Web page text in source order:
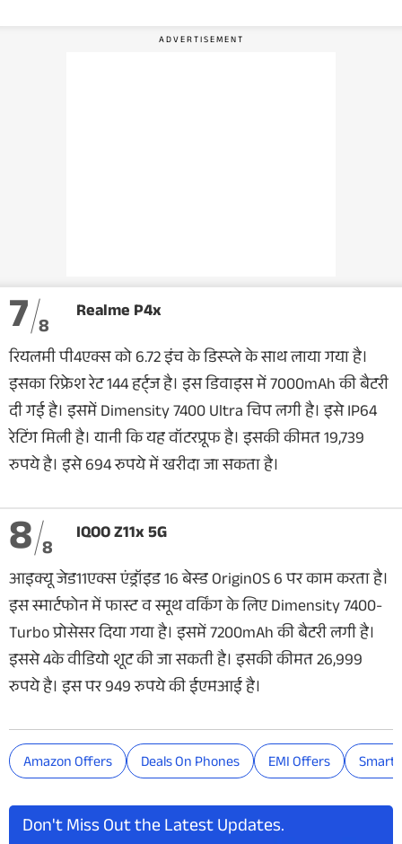
7 8
Realme P4x
रियलमी पी4एक्स को 6.72 इंच के डिस्प्ले के साथ लाया गया है।
इसका रिफ्रेश रेट 144 हर्ट्ज है। इस डिवाइस में 7000mAh की बैटरी
दी गई है। इसमें Dimensity 7400 Ultra चिप लगी है। इसे IP64
रेटिंग मिली है। यानी कि यह वॉटरप्रूफ है। इसकी कीमत 19,739
रुपये है। इसे 694 रुपये में खरीदा जा सकता है।
8 8
IQOO Z11x 5G
आइक्यू जेड11एक्स एंड्रॉइड 16 बेस्ड OriginOS 6 पर काम करता है।
इस स्मार्टफोन में फास्ट व स्मूथ वर्किंग के लिए Dimensity 7400-
Turbo प्रोसेसर दिया गया है। इसमें 7200mAh की बैटरी लगी है।
इससे 4के वीडियो शूट की जा सकती है। इसकी कीमत 26,999
रुपये है। इस पर 949 रुपये की ईएमआई है।
Amazon Offers Deals On Phones EMI Offers
Don't Miss Out the Latest Updates.